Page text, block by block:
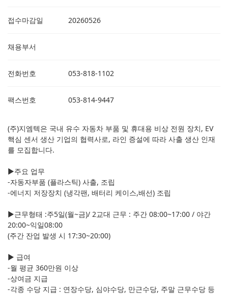
접수마감일 20260526
채용부서
전화번호 053-818-1102
팩스번호 053-814-9447
(주)지엠텍은 국내 유수 자동차 부품 및 휴대용 비상 전원 장치, EV
핵심 센서 생산 기업의 협력사로, 라인 증설에 따라 사출 생산 인재
를 모집합니다.
▶주요 업무
-자동자부품 (플라스틱) 사출, 조립
-에너지 저장장치 (냉각팬, 배터리 케이스,배선) 조립
▶근무형태 :주5일(월~금)/ 2교대 근무 : 주간 08:00~17:00 / 야간
20:00~익일08:00
(주간 잔업 발생 시 17:30~20:00)
▶ 급여
-월 평균 360만원 이상
-상여금 지급
-각종 수당 지급 : 연장수당, 심야수당, 만근수당, 주말 근무수당 등